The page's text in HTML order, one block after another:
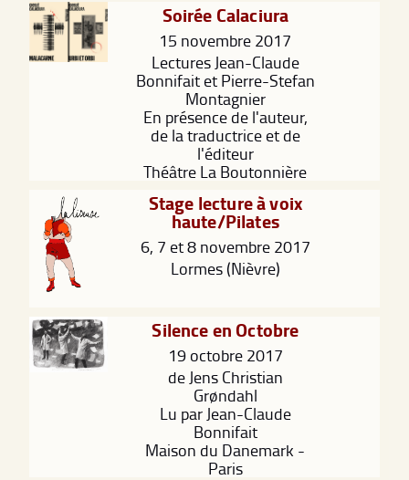
Soirée Calaciura
15 novembre 2017
Lectures Jean-Claude
Bonnifait et Pierre-Stefan
Montagnier
En présence de l'auteur,
de la traductrice et de
l'éditeur
Théâtre La Boutonnière
Stage lecture à voix
haute/Pilates
6, 7 et 8 novembre 2017
Lormes (Nièvre)
Silence en Octobre
19 octobre 2017
de Jens Christian
Grøndahl
Lu par Jean-Claude
Bonnifait
Maison du Danemark -
Paris